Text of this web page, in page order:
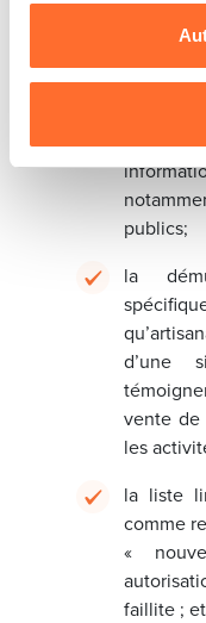
vos données
protection desréitère
bulletin
espace
publics;
la
d’une
vente de
les
la liste
comme
«
faillite ; et